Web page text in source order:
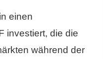
einen
investiert, die die
während der